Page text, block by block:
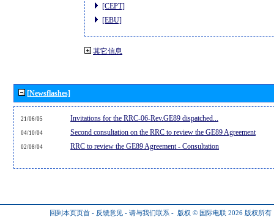
[CEPT]
[EBU]
其它信息
[Newsflashes]
21/06/05 Invitations for the RRC-06-Rev.GE89 dispatched...
04/10/04 Second consultation on the RRC to review the GE89 Agreement
02/08/04 RRC to review the GE89 Agreement - Consultation
回到本页页首 - 反馈意见 - 请与我们联系 - 版权 © 国际电联 2026 版权所有